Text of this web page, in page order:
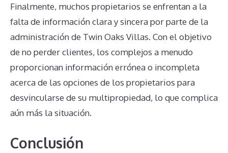
Finalmente, muchos propietarios se enfrentan a la
falta de información clara y sincera por parte de la
administración de Twin Oaks Villas. Con el objetivo
de no perder clientes, los complejos a menudo
proporcionan información errónea o incompleta
acerca de las opciones de los propietarios para
desvincularse de su multipropiedad, lo que complica
aún más la situación.
Conclusión